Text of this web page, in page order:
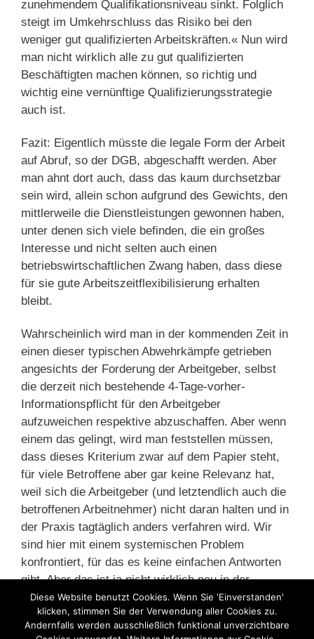
zunehmendem Qualifikationsniveau sinkt. Folglich
steigt im Umkehrschluss das Risiko bei den
weniger gut qualifizierten Arbeitskräften.« Nun wird
man nicht wirklich alle zu gut qualifizierten
Beschäftigten machen können, so richtig und
wichtig eine vernünftige Qualifizierungsstrategie
auch ist.
Fazit: Eigentlich müsste die legale Form der Arbeit
auf Abruf, so der DGB, abgeschafft werden. Aber
man ahnt dort auch, dass das kaum durchsetzbar
sein wird, allein schon aufgrund des Gewichts, den
mittlerweile die Dienstleistungen gewonnen haben,
unter denen sich viele befinden, die ein großes
Interesse und nicht selten auch einen
betriebswirtschaftlichen Zwang haben, dass diese
für sie gute Arbeitszeitflexibilisierung erhalten
bleibt.
Wahrscheinlich wird man in der kommenden Zeit in
einen dieser typischen Abwehrkämpfe getrieben
angesichts der Forderung der Arbeitgeber, selbst
die derzeit nich bestehende 4-Tage-vorher-
Informationspflicht für den Arbeitgeber
aufzuweichen respektive abzuschaffen. Aber wenn
einem das gelingt, wird man feststellen müssen,
dass dieses Kriterium zwar auf dem Papier steht,
für viele Betroffene aber gar keine Relevanz hat,
weil sich die Arbeitgeber (und letztendlich auch die
betroffenen Arbeitnehmer) nicht daran halten und in
der Praxis tagtäglich anders verfahren wird. Wir
sind hier mit einem systemischen Problem
konfrontiert, für das es keine einfachen Antworten
gibt. Aber das ist ja nicht wirklich neu in der
Sozialpolitik.
Diese Website benutzt Cookies. Wenn Sie 'Einverstanden'
klicken, stimmen Sie der Verwendung aller Cookies zu.
Andernfalls werden ausschließlich funktional unverzichtbare